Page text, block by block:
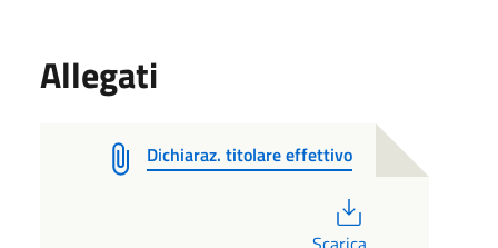
Allegati
Dichiaraz. titolare effettivo